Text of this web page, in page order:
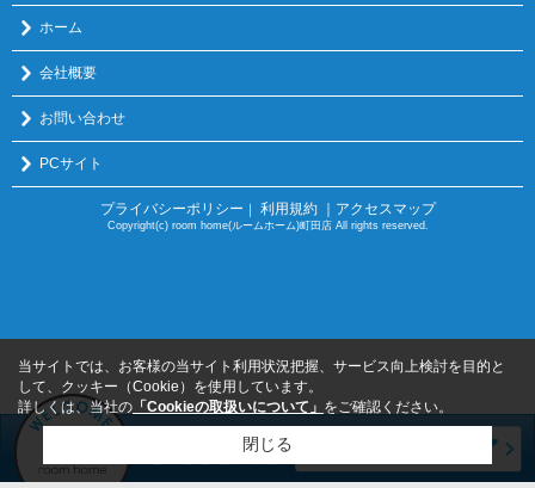
ホーム
会社概要
お問い合わせ
PCサイト
プライバシーポリシー ｜ 利用規約 ｜アクセスマップ
Copyright(c) room home(ルームホーム)町田店 All rights reserved.
当サイトでは、お客様の当サイト利用状況把握、サービス向上検討を目的と
して、クッキー（Cookie）を使用しています。
詳しくは、当社の 「Cookieの取扱いについて」 をご確認ください。
閉じる